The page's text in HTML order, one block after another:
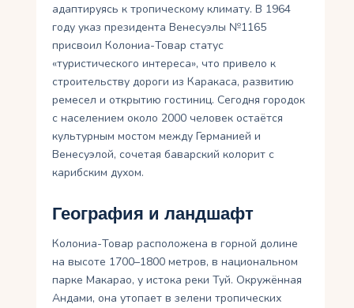
адаптируясь к тропическому климату. В 1964
году указ президента Венесуэлы №1165
присвоил Колониа-Товар статус
«туристического интереса», что привело к
строительству дороги из Каракаса, развитию
ремесел и открытию гостиниц. Сегодня городок
с населением около 2000 человек остаётся
культурным мостом между Германией и
Венесуэлой, сочетая баварский колорит с
карибским духом.
География и ландшафт
Колониа-Товар расположена в горной долине
на высоте 1700–1800 метров, в национальном
парке Макарао, у истока реки Туй. Окружённая
Андами, она утопает в зелени тропических